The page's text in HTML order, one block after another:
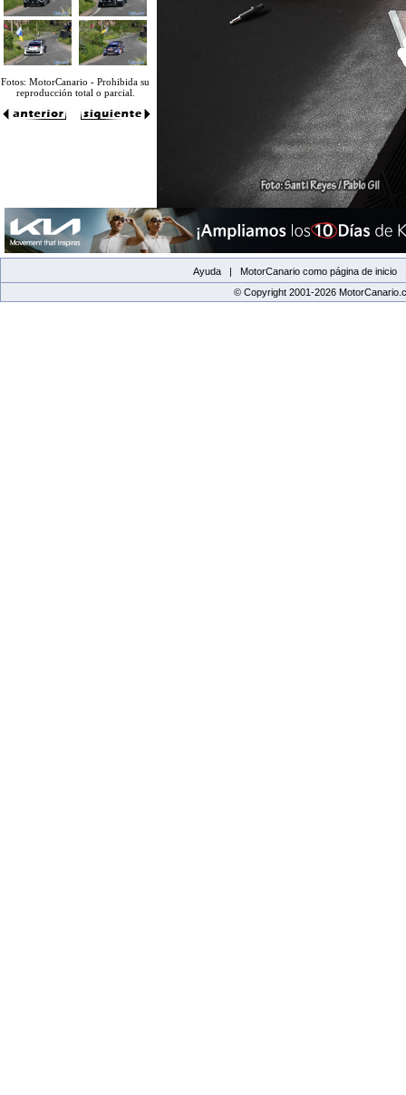
Fotos: MotorCanario - Prohibida su
reproducción total o parcial.
Ayuda | MotorCanario como página de inicio
© Copyright 2001-2026